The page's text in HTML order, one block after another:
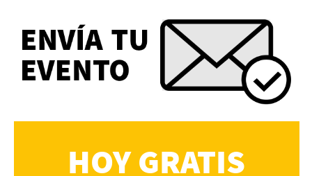
HOY GRATIS